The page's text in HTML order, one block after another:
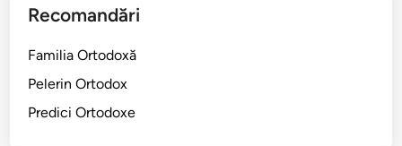
Recomandări
Familia Ortodoxă
Pelerin Ortodox
Predici Ortodoxe